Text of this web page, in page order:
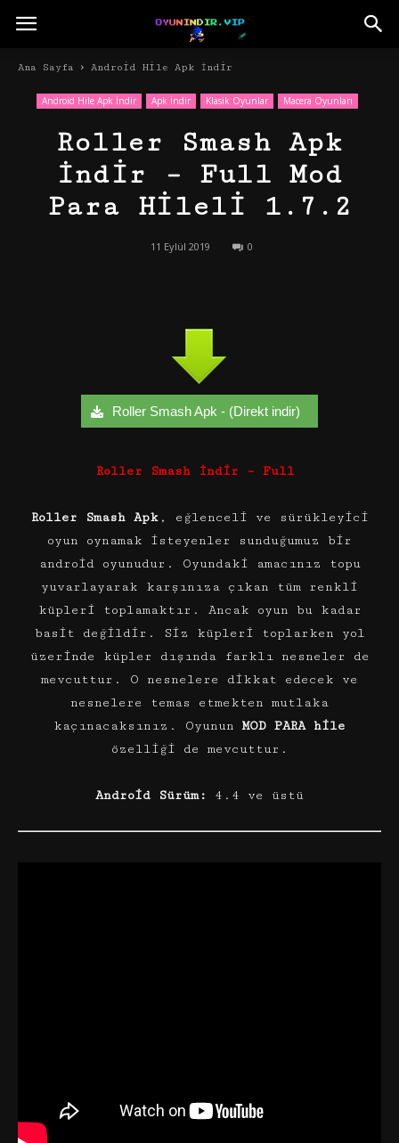
Ana Sayfa Android Hile Apk İndir
Android Hile Apk İndir Apk İndir Klasik Oyunlar Macera Oyunları
Roller Smash Apk
İndir – Full Mod
Para Hileli 1.7.2
11 Eylül 2019 0
Roller Smash Apk - (Direkt indir)
Roller Smash İndir – Full
Roller Smash Apk, eğlenceli ve sürükleyici
oyun oynamak isteyenler sunduğumuz bir
android oyunudur. Oyundaki amacınız topu
yuvarlayarak karşınıza çıkan tüm renkli
küpleri toplamaktır. Ancak oyun bu kadar
basit değildir. Siz küpleri toplarken yol
üzerinde küpler dışında farklı nesneler de
mevcuttur. O nesnelere dikkat edecek ve
nesnelere temas etmekten mutlaka
kaçınacaksınız. OyununMOD PARA hile
özelliği de mevcuttur.
Android Sürüm: 4.4 ve üstü